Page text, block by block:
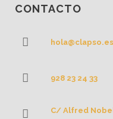
CONTACTO
hola@clapso.es
928 23 24 33
C/ Alfred Nobel,